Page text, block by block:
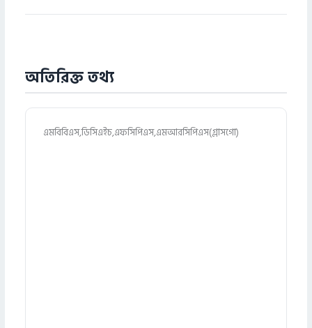
অতিরিক্ত তথ্য
এমবিবিএস,ডিসিএইচ,এফসিপিএস,এমআরসিপিএস(গ্লাসগো)